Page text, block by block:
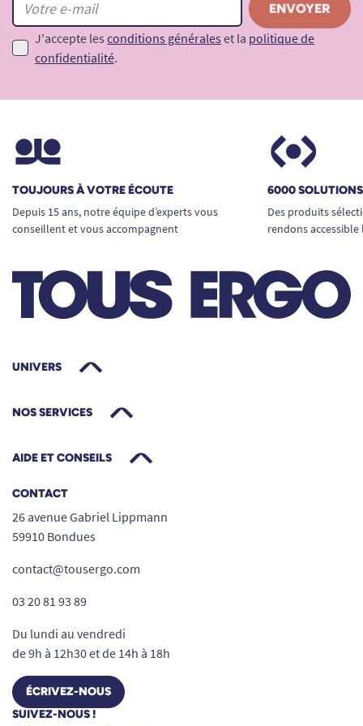
J'accepte les conditions générales et la politique de
confidentialité.
TOUJOURS À VOTRE ÉCOUTE
Depuis 15 ans, notre équipe d’experts vous
conseillent et vous accompagnent
6000
Des produits
rendons
UNIVERS
NOS SERVICES
AIDE ET CONSEILS
CONTACT
26 avenue Gabriel Lippmann
59910 Bondues
contact@tousergo.com
03 20 81 93 89
Du lundi au vendredi
de 9h à 12h30 et de 14h à 18h
ÉCRIVEZ-NOUS
SUIVEZ-NOUS !